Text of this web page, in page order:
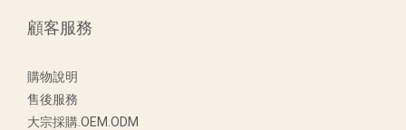
顧客服務
購物說明
售後服務
大宗採購.OEM.ODM